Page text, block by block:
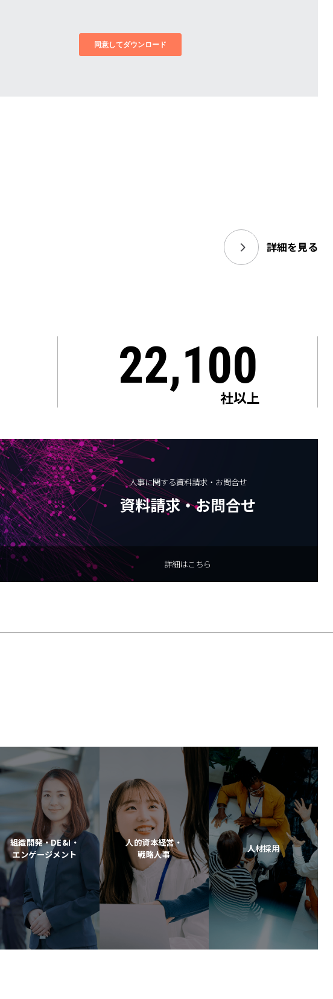
詳細を見る
22,100
社以上
人事に関する資料請求・お問合せ
資料請求・お問合せ
詳細はこちら
組織開発・DE&I・
エンゲージメント
人的資本経営・
戦略人事
人材採用